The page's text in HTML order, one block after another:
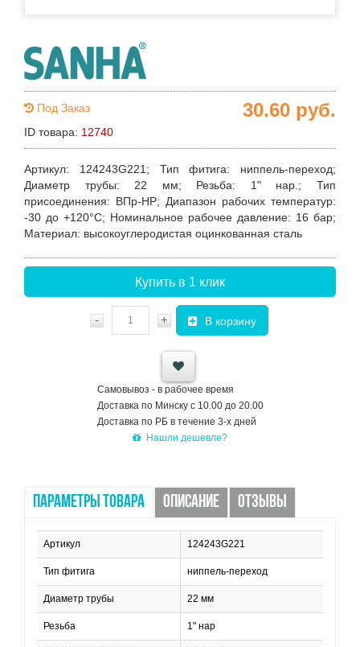
Под Заказ
ID товара: 12740
30.60 руб.
Артикул: 124243G221; Тип фитига: ниппель-переход;
Диаметр трубы: 22 мм; Резьба: 1" нар.;Тип
присоединения: ВПр-НР; Диапазон рабочих температур:
-30 до +120°С; Номинальное рабочее давление: 16 бар;
Материал: высокоуглеродистая оцинкованная сталь
Купить в 1 клик
- + В корзину
Самовывоз - в рабочее время
Доставка по Минску с 10.00 до 20.00
Доставка по РБ в течение 3-х дней
Нашли дешевле?
ПАРАМЕТРЫ ТОВАРА ОПИСАНИЕ ОТЗЫВЫ
Артикул 124243G221
Тип фитига ниппель-переход
Диаметр трубы 22 мм
Резьба 1" нар